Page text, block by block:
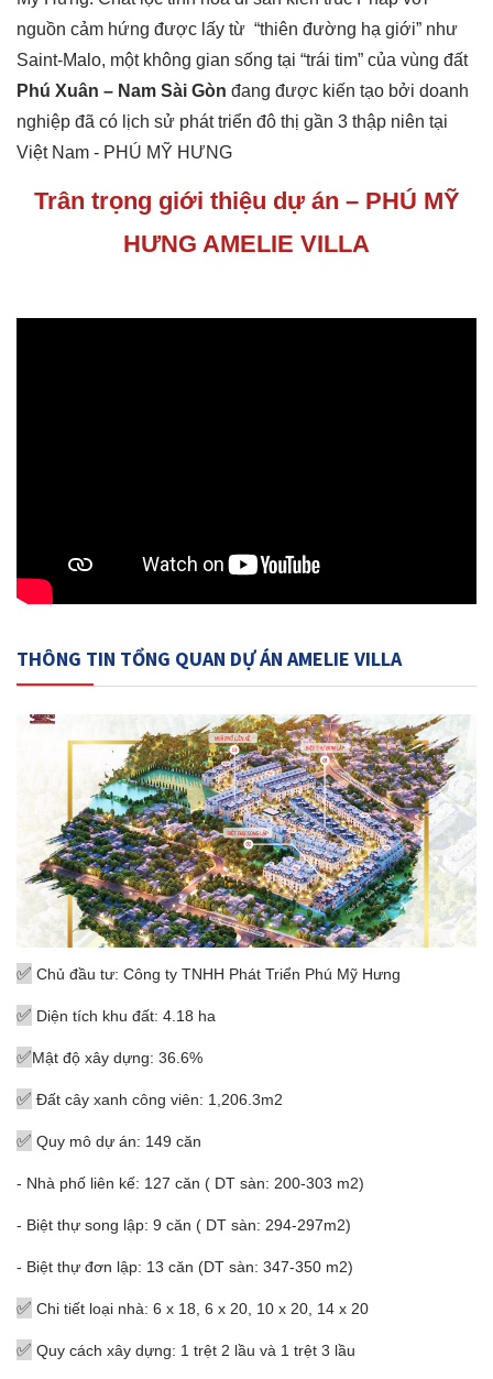
nguồn cảm hứng được lấy từ “thiên đường hạ giới” như
Saint-Malo, một không gian sống tại “trái tim” của vùng đất
Phú Xuân – Nam Sài Gòn đang được kiến tạo bởi doanh
nghiệp đã có lịch sử phát triển đô thị gần 3 thập niên tại
Việt Nam - PHÚ MỸ HƯNG
Trân trọng giới thiệu dự án – PHÚ MỸ
HƯNG AMELIE VILLA
THÔNG TIN TỔNG QUAN DỰ ÁN AMELIE VILLA
✅ Chủ đầu tư: Công ty TNHH Phát Triển Phú Mỹ Hưng
✅ Diện tích khu đất: 4.18 ha
✅Mật độ xây dựng: 36.6%
✅ Đất cây xanh công viên: 1,206.3m2
✅ Quy mô dự án: 149 căn
- Nhà phố liên kế: 127 căn ( DT sàn: 200-303 m2)
- Biệt thự song lập: 9 căn ( DT sàn: 294-297m2)
- Biệt thự đơn lập: 13 căn (DT sàn: 347-350 m2)
✅ Chi tiết loại nhà: 6 x 18, 6 x 20, 10 x 20, 14 x 20
✅ Quy cách xây dựng: 1 trệt 2 lầu và 1 trệt 3 lầu